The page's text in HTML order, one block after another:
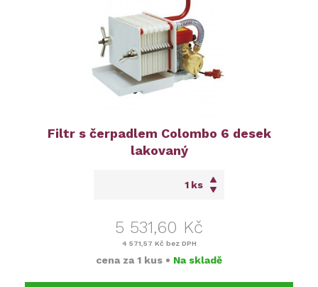
Filtr s čerpadlem Colombo 6 desek
lakovaný
ks
5 531,60 Kč
4 571,57 Kč bez DPH
cena za 1 kus • Na skladě